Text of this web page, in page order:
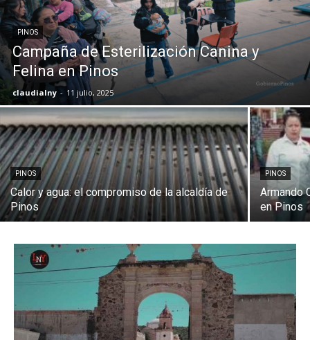
PINOS
Campaña de Esterilización Canina y
Felina en Pinos
claudialny - 11 julio, 2025
PINOS
Calor y agua: el compromiso de la alcaldía de
Pinos
PINOS
Armando
en Pinos